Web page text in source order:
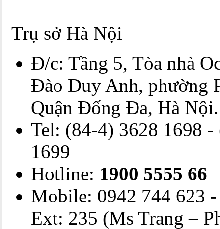
Trụ sở Hà Nội
Đ/c: Tầng 5, Tòa nhà
Đào Duy Anh, phường
Quận Đống Đa, Hà Nội.
Tel: (84-4) 3628 1698
1699
Hotline: 1900 5555 66
Mobile: 0942 744 623
Ext: 235 (Ms Trang –